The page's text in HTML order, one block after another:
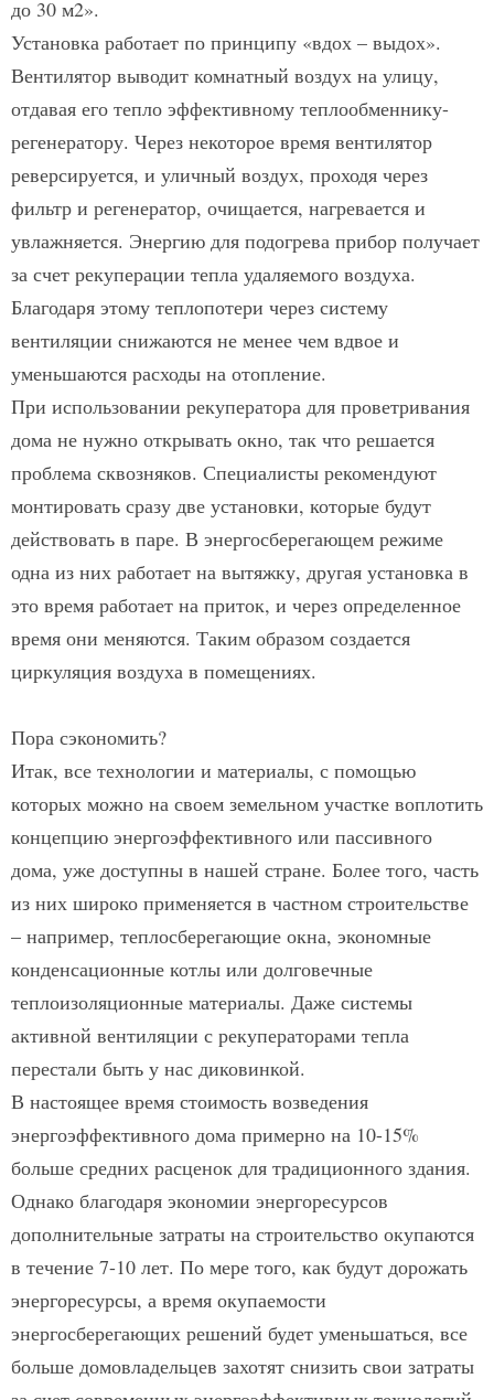
до 30 м2».
Установка работает по принципу «вдох – выдох».
Вентилятор выводит комнатный воздух на улицу,
отдавая его тепло эффективному теплообменнику-
регенератору. Через некоторое время вентилятор
реверсируется, и уличный воздух, проходя через
фильтр и регенератор, очищается, нагревается и
увлажняется. Энергию для подогрева прибор получает
за счет рекуперации тепла удаляемого воздуха.
Благодаря этому теплопотери через систему
вентиляции снижаются не менее чем вдвое и
уменьшаются расходы на отопление.
При использовании рекуператора для проветривания
дома не нужно открывать окно, так что решается
проблема сквозняков. Специалисты рекомендуют
монтировать сразу две установки, которые будут
действовать в паре. В энергосберегающем режиме
одна из них работает на вытяжку, другая установка в
это время работает на приток, и через определенное
время они меняются. Таким образом создается
циркуляция воздуха в помещениях.
Пора сэкономить?
Итак, все технологии и материалы, с помощью
которых можно на своем земельном участке воплотить
концепцию энергоэффективного или пассивного
дома, уже доступны в нашей стране. Более того, часть
из них широко применяется в частном строительстве
– например, теплосберегающие окна, экономные
конденсационные котлы или долговечные
теплоизоляционные материалы. Даже системы
активной вентиляции с рекуператорами тепла
перестали быть у нас диковинкой.
В настоящее время стоимость возведения
энергоэффективного дома примерно на 10-15%
больше средних расценок для традиционного здания.
Однако благодаря экономии энергоресурсов
дополнительные затраты на строительство окупаются
в течение 7-10 лет. По мере того, как будут дорожать
энергоресурсы, а время окупаемости
энергосберегающих решений будет уменьшаться, все
больше домовладельцев захотят снизить свои затраты